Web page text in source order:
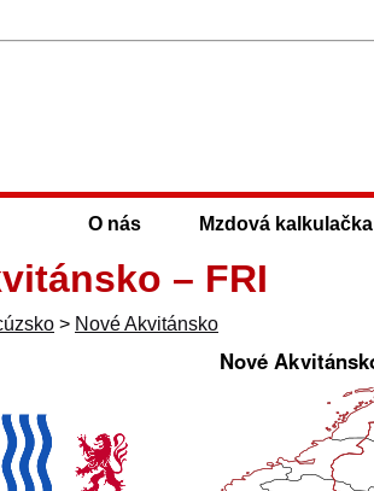
O nás Mzdová kalkulačka
– FRI
> Nové Akvitánsko